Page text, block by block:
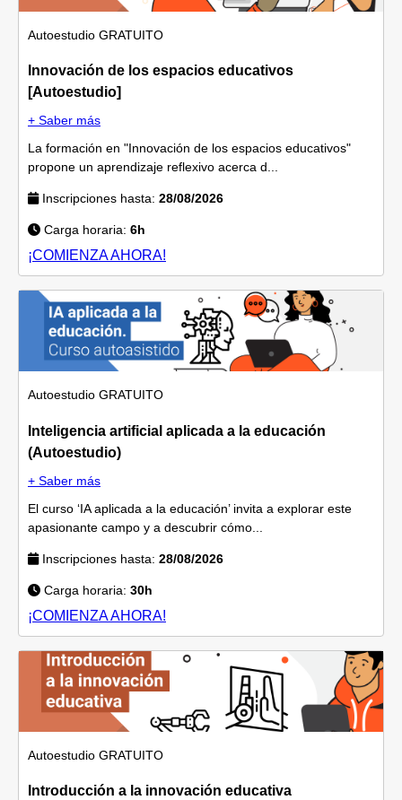
Autoestudio GRATUITO
Innovación de los espacios educativos
[Autoestudio]
+ Saber más
La formación en "Innovación de los espacios educativos"
propone un aprendizaje reflexivo acerca d...
Inscripciones hasta: 28/08/2026
Carga horaria: 6h
¡COMIENZA AHORA!
Autoestudio GRATUITO
Inteligencia artificial aplicada a la educación
(Autoestudio)
+ Saber más
El curso ‘IA aplicada a la educación’ invita a explorar este
apasionante campo y a descubrir cómo...
Inscripciones hasta: 28/08/2026
Carga horaria: 30h
¡COMIENZA AHORA!
Autoestudio GRATUITO
Introducción a la innovación educativa